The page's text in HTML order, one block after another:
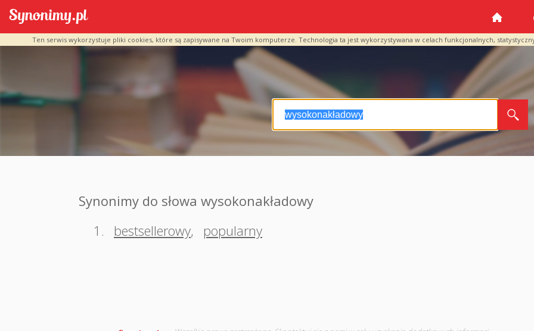
Ten serwis wykorzystuje pliki cookies, które są zapisywane na Twoim komputerze. Technologia ta jest wykorzystywana w celach funkcjonalnych,
Synonimy do słowa wysokonakładowy
1.
bestsellerowy, popularny